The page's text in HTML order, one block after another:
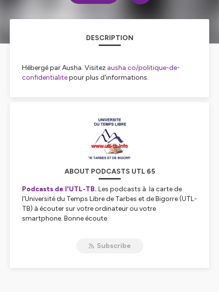
DESCRIPTION
Hébergé par Ausha. Visitez ausha.co/politique-de-
confidentialitepour plus d'informations.
ABOUT PODCASTS UTL 65
Podcasts de l'UTL-TB. Les podcasts à la carte de
l'Université du Temps Libre de Tarbes et de Bigorre (UTL-
TB) à écouter sur votre ordinateur ou votre
smartphone. Bonne écoute.
pour plus d'informations.
Subscribe